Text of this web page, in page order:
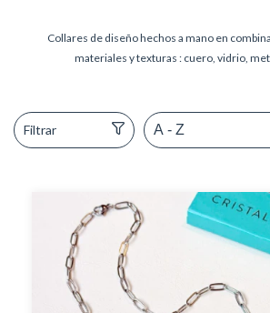
Collares de diseño hechos a mano en
materiales y texturas : cuero, vidrio,
Filtrar